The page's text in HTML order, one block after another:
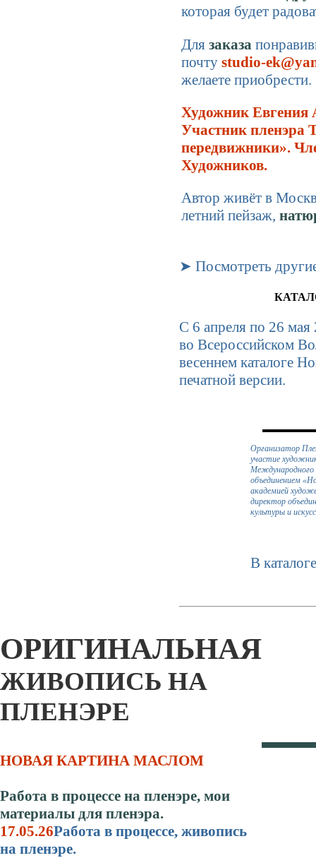
которая будет
Для заказа
почту studio-
желаете приобрести.
Художник Евгения
Участник пленэра
передвижники».
Художников.
Автор живёт в
летний пейзаж,
➤ Посмотреть
С 6 апреля по 26
во Всероссийском
весеннем каталоге
печатной версии.
Организатор
участие
Международного
объединением
академией
директор
культуры и
В
ОРИГИНАЛЬНАЯ
ЖИВОПИСЬ НА
ПЛЕНЭРЕ
НОВАЯ КАРТИНА МАСЛОМ
Работа в процессе на пленэре, мои
материалы для пленэра.
17.05.26Работа в процессе, живопись
на пленэре.